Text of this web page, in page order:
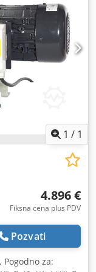
6 – 8 bar -
850 mm - Težina
1 / 1
4.896 €
Fiksna cena plus PDV
Pozvati
, Pogodno za: